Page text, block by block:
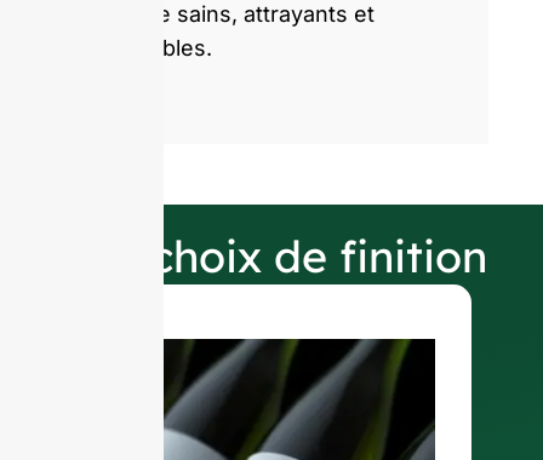
verre sains, attrayants et
durables.
Nos choix de finition